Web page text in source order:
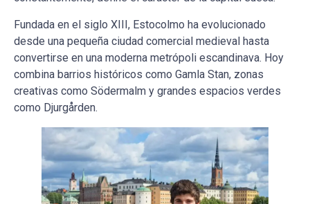
Fundada en el siglo XIII, Estocolmo ha evolucionado
desde una pequeña ciudad comercial medieval hasta
convertirse en una moderna metrópoli escandinava. Hoy
combina barrios históricos como Gamla Stan, zonas
creativas como Södermalm y grandes espacios verdes
como Djurgården.